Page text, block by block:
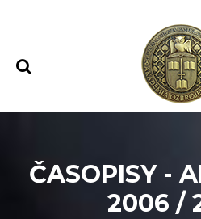
ČASOPISY -
2006 /